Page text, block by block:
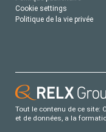
Cookie settings
Politique de la vie privée
Tout le contenu de ce site:
et de données, a la